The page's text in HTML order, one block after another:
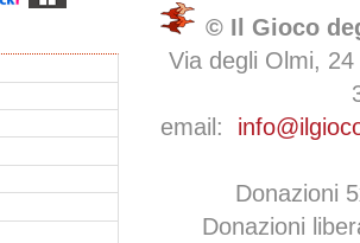
© Il Gioco
Via degli Olmi,
email:
Donazioni
Donazioni